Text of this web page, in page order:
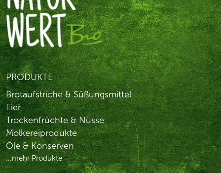
PRODUKTE
Brotaufstriche & Süßungsmittel
Eier
Trockenfrüchte & Nüsse
Molkereiprodukte
Öle & Konserven
...mehr Produkte